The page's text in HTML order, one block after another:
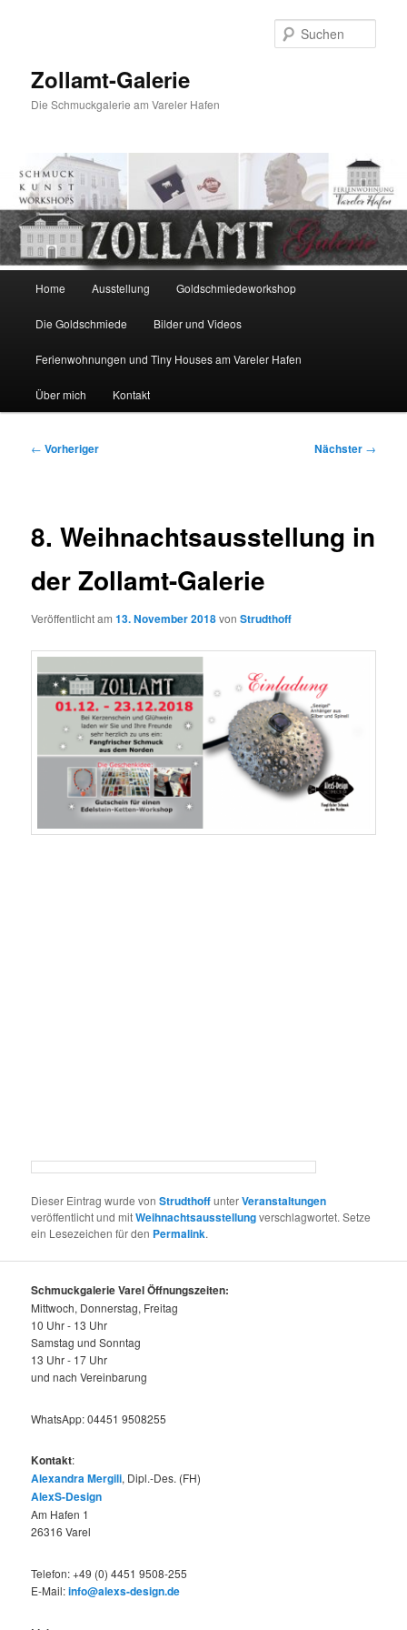
Zollamt-Galerie
Die Schmuckgalerie am Vareler Hafen
Home Ausstellung Goldschmiedeworkshop
Die Goldschmiede Bilder und Videos
Ferienwohnungen und Tiny Houses am Vareler Hafen
Über mich Kontakt
Beitragsnavigation
← Vorheriger Nächster →
8. Weihnachtsausstellung in
der Zollamt-Galerie
Veröffentlicht am13. November 2018vonStrudthoff
Dieser Eintrag wurde vonStrudthoffunterVeranstaltungen
veröffentlicht und mitWeihnachtsausstellungverschlagwortet. Setze
ein Lesezeichen für den Permalink.
Schmuckgalerie Varel Öffnungszeiten:
Mittwoch, Donnerstag, Freitag
10 Uhr - 13 Uhr
Samstag und Sonntag
13 Uhr - 17 Uhr
und nach Vereinbarung
WhatsApp: 04451 9508255
Kontakt:
Alexandra Mergili, Dipl.-Des. (FH)
AlexS-Design
Am Hafen 1
26316 Varel
Telefon: +49 (0) 4451 9508-255
E-Mail:info@alexs-design.de